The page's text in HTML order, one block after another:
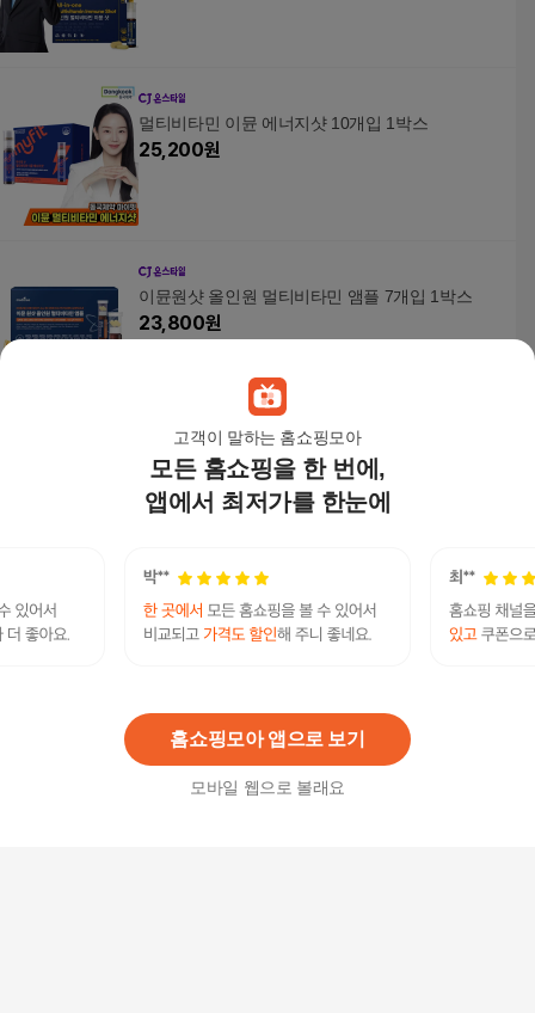
고객이 말하는 홈쇼핑모아
모든 홈쇼핑을 한 번에,
앱에서 최저가를 한눈에
홈쇼핑모아 앱으로 보기
모바일 웹으로 볼래요
멀티비타민 이뮨 에너지샷 10개입 1박스
25,200원
이뮨원샷 올인원 멀티비타민 앰플 7개입 1박스
23,800원
이뮨 듀오 멀티 비타맥스 2박스 48병
133,000 원
파이토 이뮨 올인원 액상 멀티비타민 앤 미네랄 1
10%25,920원